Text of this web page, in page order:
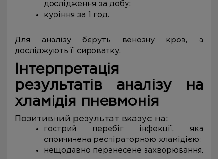
дослідження за добу;
куріння за 1 год.
Для аналізу беруть венозну кров, а
досліджують її сироватку.
Інтерпретація
результатів аналізу на
хламідія пневмонія
Позитивний результат вказує на:
гострий перебіг інфекції, яка
спричинена респіраторною хламідією;
нещодавно перенесене захворювання.